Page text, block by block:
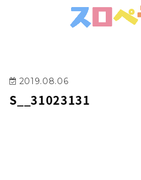
2019.08.06
S__31023131